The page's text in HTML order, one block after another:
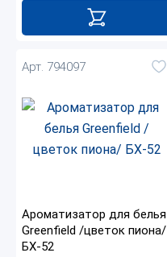
Арт. 794097
Ароматизатор для белья
Greenfield /цветок пиона/
БХ-52